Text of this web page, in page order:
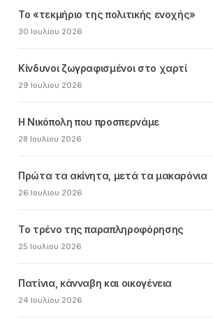
Το «τεκμήριο της πολιτικής ενοχής»
30 Ιουλίου 2026
Κίνδυνοι ζωγραφισμένοι στο χαρτί
29 Ιουλίου 2026
Η Νικόπολη που προσπερνάμε
28 Ιουλίου 2026
Πρώτα τα ακίνητα, μετά τα μακαρόνια
26 Ιουλίου 2026
Το τρένο της παραπληροφόρησης
25 Ιουλίου 2026
Πατίνια, κάνναβη και οικογένεια
24 Ιουλίου 2026